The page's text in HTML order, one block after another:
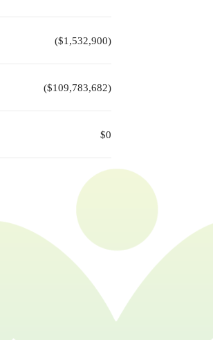
($1,532,900)
($109,783,682)
$0